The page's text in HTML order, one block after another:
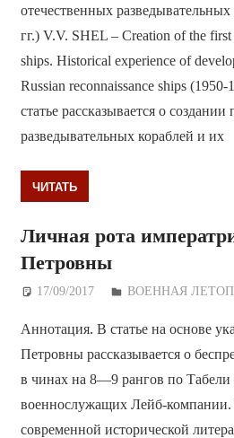
отечественных
гг.) V.V. SHEL – Creation of the first
ships. Historical experience of
Russian reconnaissance ships
статье рассказывается о
разведывательных кораблей и их
ЧИТАТЬ
Личная рота
Петровны
17/09/2017 Дежурный по
ВОЕННАЯ
Аннотация. В статье на основе
Петровны рассказывается о
в чинах на 8—9 рангов по Табели
военнослужащих Лейб-
современной исторической